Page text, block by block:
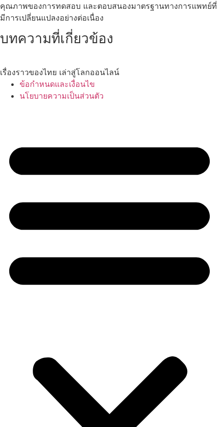
คุณภาพของการทดสอบ และตอบสนองมาตรฐานทางการแพทย์ที่
มีการเปลี่ยนแปลงอย่างต่อเนื่อง
บทความที่เกี่ยวข้อง
เรื่องราวของไทย เล่าสู่โลกออนไลน์
ข้อกำหนดและเงื่อนไข
นโยบายความเป็นส่วนตัว